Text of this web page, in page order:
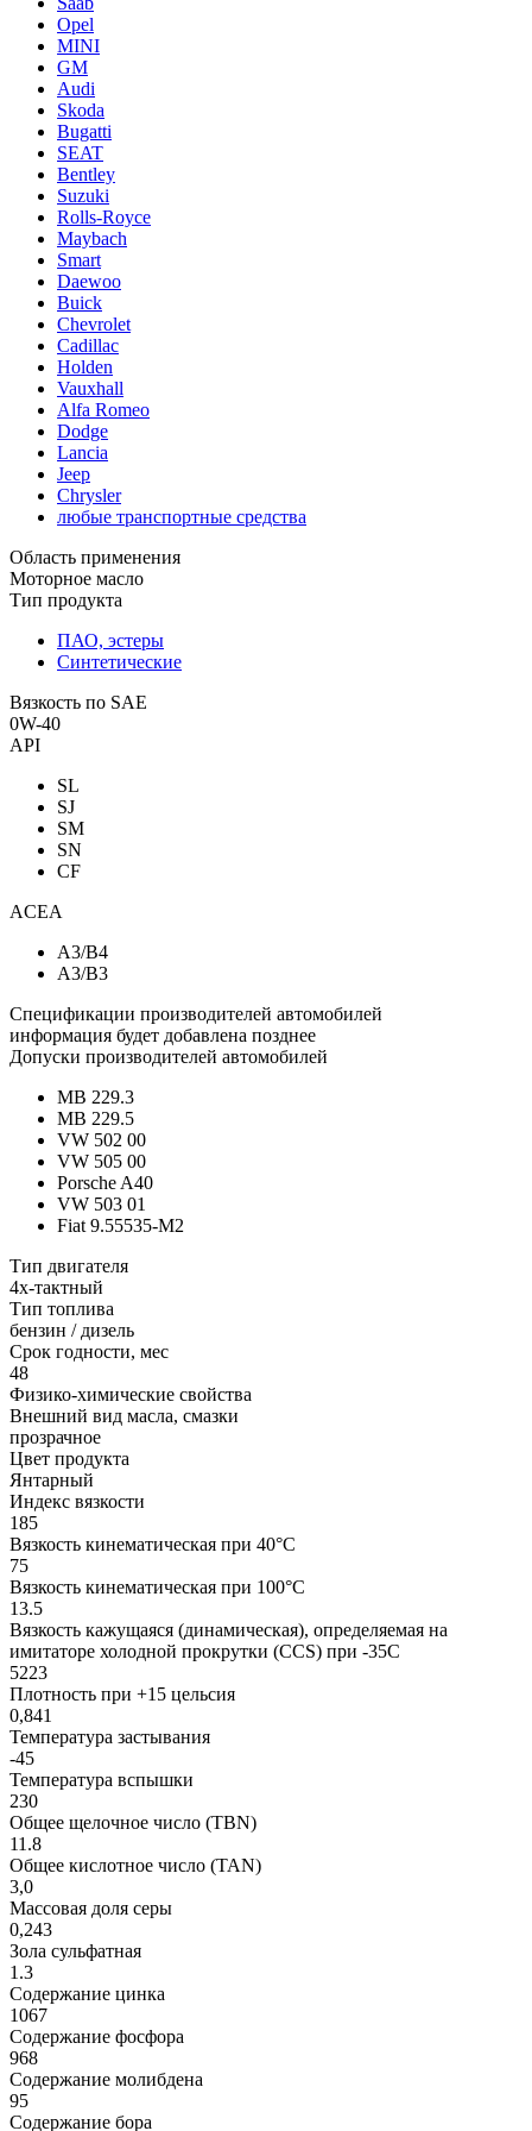
Opel
MINI
GM
Audi
Skoda
Bugatti
SEAT
Bentley
Suzuki
Rolls-Royce
Maybach
Smart
Daewoo
Buick
Chevrolet
Cadillac
Holden
Vauxhall
Alfa Romeo
Dodge
Lancia
Jeep
Chrysler
любые транспортные средства
Область применения
Моторное масло
Тип продукта
ПАО, эстеры
Синтетические
Вязкость по SAE
0W-40
API
SL
SJ
SM
SN
CF
ACEA
A3/B4
A3/B3
Спецификации производителей автомобилей
информация будет добавлена позднее
Допуски производителей автомобилей
MB 229.3
MB 229.5
VW 502 00
VW 505 00
Porsche A40
VW 503 01
Fiat 9.55535-M2
Тип двигателя
4х-тактный
Тип топлива
бензин / дизель
Срок годности, мес
48
Физико-химические свойства
Внешний вид масла, смазки
прозрачное
Цвет продукта
Янтарный
Индекс вязкости
185
Вязкость кинематическая при 40°С
75
Вязкость кинематическая при 100°С
13.5
Вязкость кажущаяся (динамическая), определяемая на
имитаторе холодной прокрутки (CCS) при -35С
5223
Плотность при +15 цельсия
0,841
Температура застывания
-45
Температура вспышки
230
Общее щелочное число (TBN)
11.8
Общее кислотное число (TAN)
3,0
Массовая доля серы
0,243
Зола сульфатная
1.3
Содержание цинка
1067
Содержание фосфора
968
Содержание молибдена
95
Содержание бора